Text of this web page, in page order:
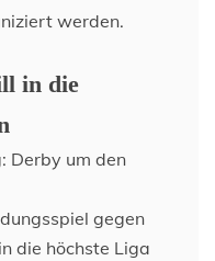
werden.
in die
Derby um den
gegen
die höchste Liga